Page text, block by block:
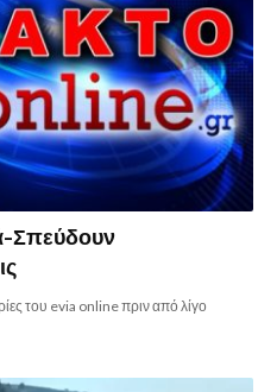
Σπεύδουν
του evia online πριν από λίγο